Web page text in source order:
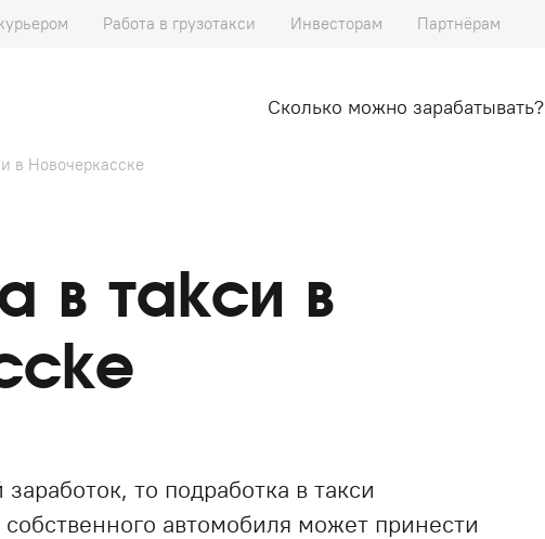
Работа в грузотакси Инвесторам Партнёрам
Сколько можно зарабатывать?
в Новочеркасске
в такси в
то подработка в такси
автомобиля может принести